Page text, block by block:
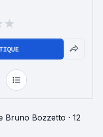
Bruno Bozzetto · 12